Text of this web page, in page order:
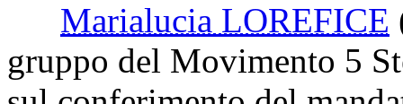
Marialucia LOREFICE
gruppo del Movimento 5